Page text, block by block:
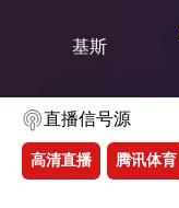
基斯
直播信号源
高清直播 腾讯体育